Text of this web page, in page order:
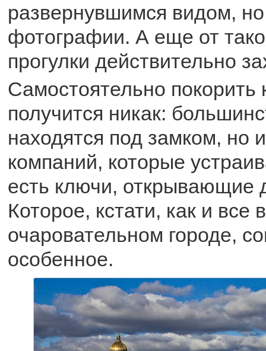
развернувшимся видом,
фотографии. А еще от
прогулки действительно
Самостоятельно
получится никак:
находятся под замком, но
компаний, которые
есть ключи, открывающие
Которое, кстати, как и все
очаровательном городе,
особенное.